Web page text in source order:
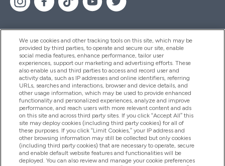
Βοήθεια & Πληροφορίες
Προϊόντα
Εταιρικές Πληροφορίες
Εκπτώσεις & Ανταμοιβές
We use cookies and other tracking tools on this site, which may be
provided by third parties, to operate and secure our site, enable
social media features, enhance performance, tailor user
experiences, support our marketing and advertising efforts. These
also enable us and third parties to access and record user and
activity data, such as IP addresses and online identifiers, referring
URLs, searches and interactions, browser and device details, and
other usage information, which may be used to provide enhanced
functionality and personalized experiences, analyze and improve
performance, and reach users with more relevant content and ads
on this site and across third party sites. If you click “Accept All” this
site may deploy cookies (including third party cookies) for all of
these purposes. If you click “Limit Cookies,” your IP address and
other browsing information may still be collected but only cookies
(including third party cookies) that are necessary to operate, secure
and enable default website features and functionalities will be
deployed. You can also review and manage your cookie preferences